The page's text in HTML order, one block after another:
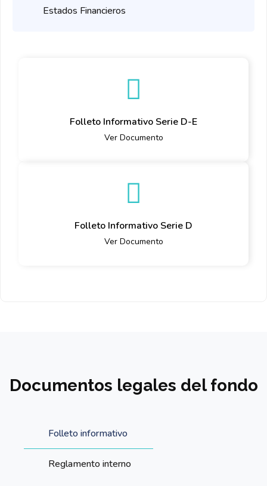
Estados Financieros
Folleto Informativo Serie D-E
Ver Documento
Folleto Informativo Serie D
Ver Documento
Documentos legales del fondo
Folleto informativo
Reglamento interno